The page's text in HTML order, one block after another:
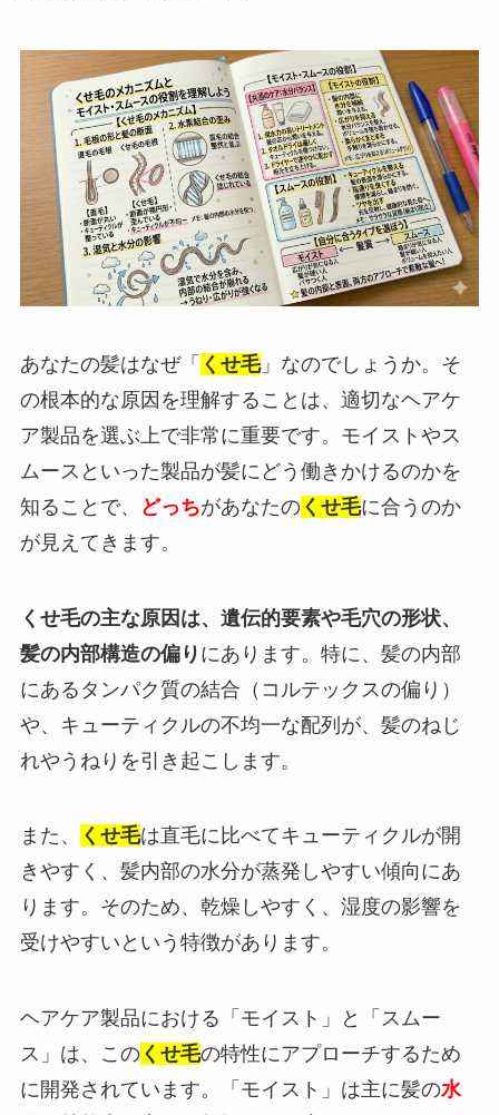
あなたの髪はなぜ「 くせ毛」なのでしょうか。そ
の根本的な原因を理解することは、適切なヘアケ
ア製品を選ぶ上で非常に重要です。モイストやス
ムースといった製品が髪にどう働きかけるのかを
知ることで、
どっちがあなたのくせ毛に合うのか
が見えてきます。
くせ毛の主な原因は、遺伝的要素や毛穴の形状、
髪の内部構造の偏り にあります。特に、髪の内部
にあるタンパク質の結合（コルテックスの偏り）
や、キューティクルの不均一な配列が、髪のねじ
れやうねりを引き起こします。
また、 くせ毛は直毛に比べてキューティクルが開
きやすく、髪内部の水分が蒸発しやすい傾向にあ
ります。そのため、乾燥しやすく、湿度の影響を
受けやすいという特徴があります。
ヘアケア製品における「モイスト」と「スムー
ス」は、このくせ毛の特性にアプローチするため
に開発されています。「モイスト」は主に髪の水